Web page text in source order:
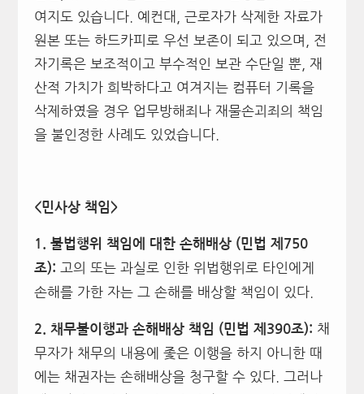
여지도 있습니다. 예컨대, 근로자가 삭제한 자료가
원본 또는 하드카피로 우선 보존이 되고 있으며, 전
자기록은 보조적이고 부수적인 보관 수단일 뿐, 재
산적 가치가 희박하다고 여겨지는 컴퓨터 기록을
삭제하였을 경우 업무방해죄나 재물손괴죄의 책임
을 불인정한 사례도 있었습니다.
<민사상 책임>
1. 불법행위 책임에 대한 손해배상 (민법 제750
조): 고의 또는 과실로 인한 위법행위로 타인에게
손해를 가한 자는 그 손해를 배상할 책임이 있다.
2. 채무불이행과 손해배상 책임 (민법 제390조): 채
무자가 채무의 내용에 좇은 이행을 하지 아니한 때
에는 채권자는 손해배상을 청구할 수 있다. 그러나